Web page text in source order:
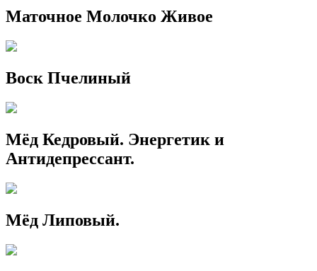
Маточное Молочко Живое
Воск Пчелиный
Мёд Кедровый. Энергетик и
Антидепрессант.
Мёд Липовый.